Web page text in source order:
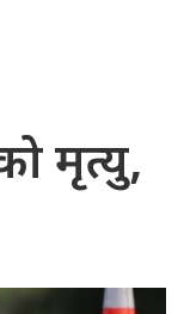
मृत्यु,